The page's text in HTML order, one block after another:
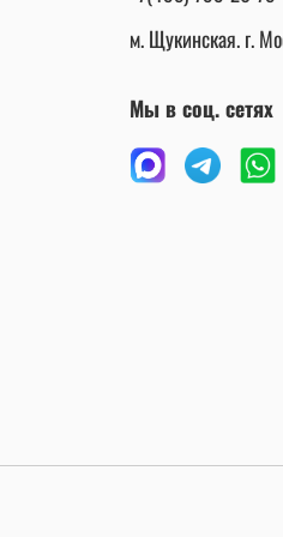
м. Щукинская. г.
Мы в соц. сетях